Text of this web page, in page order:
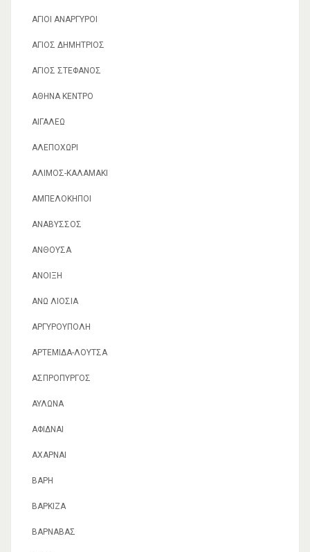
ΑΓΙΟΙ ΑΝΆΡΓΥΡΟΙ
ΑΓΙΟΣ ΔΗΜΉΤΡΙΟΣ
ΑΓΙΟΣ ΣΤΈΦΑΝΟΣ
ΑΘΉΝΑ ΚΈΝΤΡΟ
ΑΙΓΆΛΕΩ
ΑΛΕΠΟΧΏΡΙ
ΑΛΙΜΟΣ-ΚΑΛΑΜΆΚΙ
ΑΜΠΕΛΌΚΗΠΟΙ
ΑΝΆΒΥΣΣΟΣ
ΑΝΘΟΎΣΑ
ΑΝΟΙΞΗ
ΑΝΩ ΛΙΌΣΙΑ
ΑΡΓΥΡΟΎΠΟΛΗ
ΑΡΤΈΜΙΔΑ-ΛΟΎΤΣΑ
ΑΣΠΡΌΠΥΡΓΟΣ
ΑΥΛΏΝΑ
ΑΦΊΔΝΑΙ
ΑΧΑΡΝΑΊ
ΒΆΡΗ
ΒΆΡΚΙΖΑ
ΒΑΡΝΆΒΑΣ